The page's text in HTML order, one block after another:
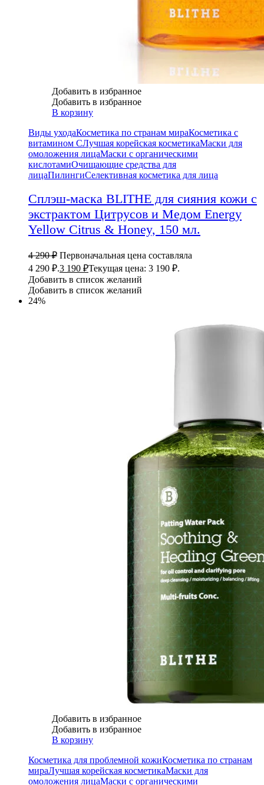
Добавить в избранное
Добавить в избранное
В корзину
Виды уходаКосметика по странам мираКосметика с
витамином СЛучшая корейская косметикаМаски для
омоложения лицаМаски с органическими
кислотамиОчищающие средства для
лицаПилингиСелективная косметика для лица
Сплэш-маска BLITHE для сияния кожи с
экстрактом Цитрусов и Медом Energy
Yellow Citrus & Honey, 150 мл.
4 290₽ Первоначальная цена составляла
4 290 ₽.3 190 ₽Текущая цена: 3 190 ₽.
Добавить в список желаний
Добавить в список желаний
24%
Добавить в избранное
Добавить в избранное
В корзину
Косметика для проблемной кожиКосметика по странам
мираЛучшая корейская косметикаМаски для
омоложения лицаМаски с органическими